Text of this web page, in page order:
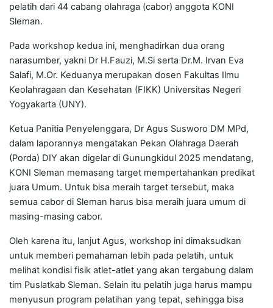
pelatih dari 44 cabang olahraga (cabor) anggota KONI
Sleman.
Pada workshop kedua ini, menghadirkan dua orang
narasumber, yakni Dr H.Fauzi, M.Si serta Dr.M. Irvan Eva
Salafi, M.Or. Keduanya merupakan dosen Fakultas Ilmu
Keolahragaan dan Kesehatan (FIKK) Universitas Negeri
Yogyakarta (UNY).
Ketua Panitia Penyelenggara, Dr Agus Susworo DM MPd,
dalam laporannya mengatakan Pekan Olahraga Daerah
(Porda) DIY akan digelar di Gunungkidul 2025 mendatang,
KONI Sleman memasang target mempertahankan predikat
juara Umum. Untuk bisa meraih target tersebut, maka
semua cabor di Sleman harus bisa meraih juara umum di
masing-masing cabor.
Oleh karena itu, lanjut Agus, workshop ini dimaksudkan
untuk memberi pemahaman lebih pada pelatih, untuk
melihat kondisi fisik atlet-atlet yang akan tergabung dalam
tim Puslatkab Sleman. Selain itu pelatih juga harus mampu
menyusun program pelatihan yang tepat, sehingga bisa